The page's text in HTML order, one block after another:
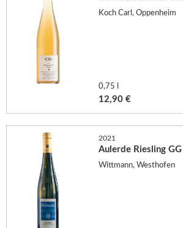
Koch Carl, Oppenheim
0,75 l
12,90 €
2021
Aulerde Riesling
Wittmann, Westhofen